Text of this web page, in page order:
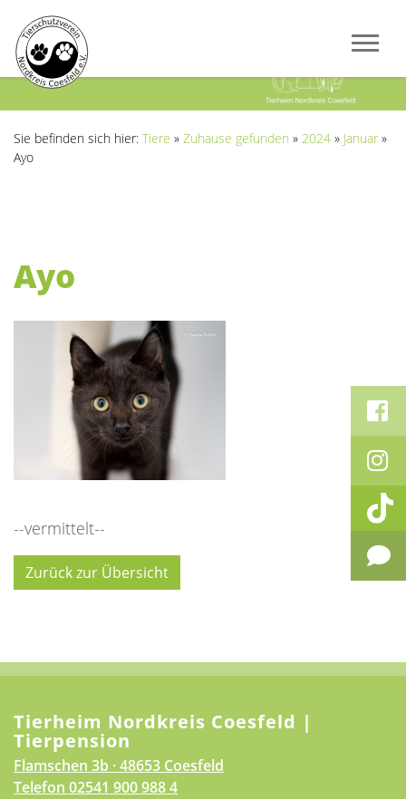
Sie befinden sich hier: Tiere » Zuhause gefunden » 2024 » Januar »
Ayo
Ayo
--vermittelt--
Zurück zur Übersicht
Tierheim Nordkreis Coesfeld |
Tierpension
Flamschen 3b · 48653 Coesfeld
Telefon 02541 900 988 4